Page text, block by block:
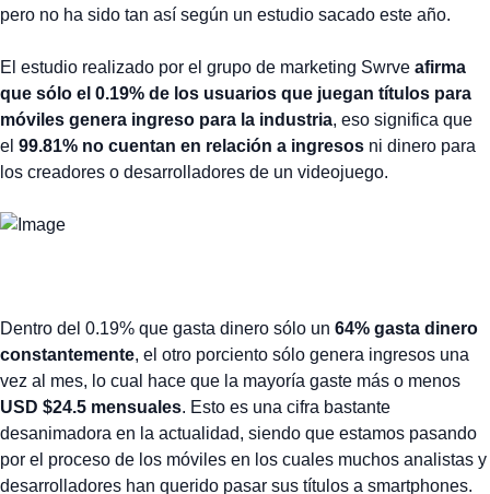
pero no ha sido tan así según un estudio sacado este año.
El estudio realizado por el grupo de marketing Swrve afirma
que sólo el 0.19% de los usuarios que juegan títulos para
móviles genera ingreso para la industria, eso significa que
el 99.81% no cuentan en relación a ingresos ni dinero para
los creadores o desarrolladores de un videojuego.
Dentro del 0.19% que gasta dinero sólo un 64% gasta dinero
constantemente, el otro porciento sólo genera ingresos una
vez al mes, lo cual hace que la mayoría gaste más o menos
USD $24.5 mensuales. Esto es una cifra bastante
desanimadora en la actualidad, siendo que estamos pasando
por el proceso de los móviles en los cuales muchos analistas y
desarrolladores han querido pasar sus títulos a smartphones.